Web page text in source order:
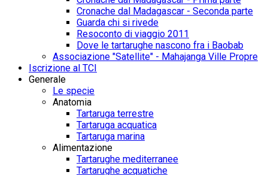
Cronache dal Madagascar - Seconda parte
Guarda chi si rivede
Resoconto di viaggio 2011
Dove le tartarughe nascono fra i Baobab
Associazione "Satellite" - Mahajanga Ville Propre
Iscrizione al TCI
Generale
Le specie
Anatomia
Tartaruga terrestre
Tartaruga acquatica
Tartaruga marina
Alimentazione
Tartarughe mediterranee
Tartarughe acquatiche